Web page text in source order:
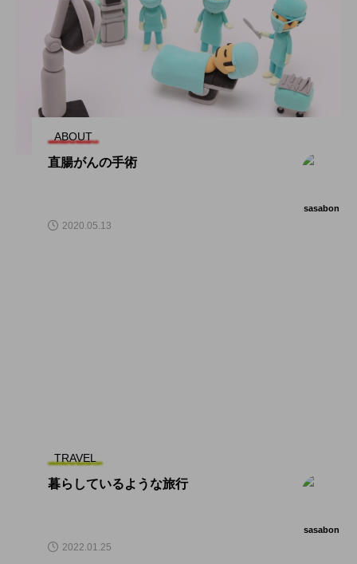
ABOUT
直腸がんの手術
sasabon
2020.05.13
TRAVEL
暮らしているような旅行
sasabon
2022.01.25